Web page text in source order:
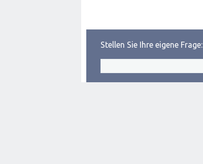
Stellen Sie Ihre eigene Frage: